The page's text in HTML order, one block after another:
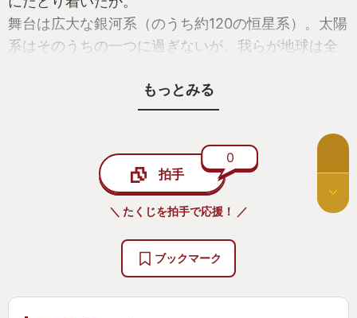
舞台は広大な銀河系（のうち約120の恒星系）。太陽
系はそのうちの一つに過ぎないが、我らが地球は全
の滅びっぷりである。物語を進めると滅びの謎にも
迫れるか。地球をこんなにしたやつ、絶対許さな
◯ベースゲーム成長要素
よくあるスキルツリー形式だが、やはり宇宙船系
解放条件に行動傾向があるのも納得感が高い。（ス
テルススキルを上げる条件に、ステルス攻撃◯◯
もっとみる
拍手
0
＼ たくじを拍手で応援！ ／
ブックマーク